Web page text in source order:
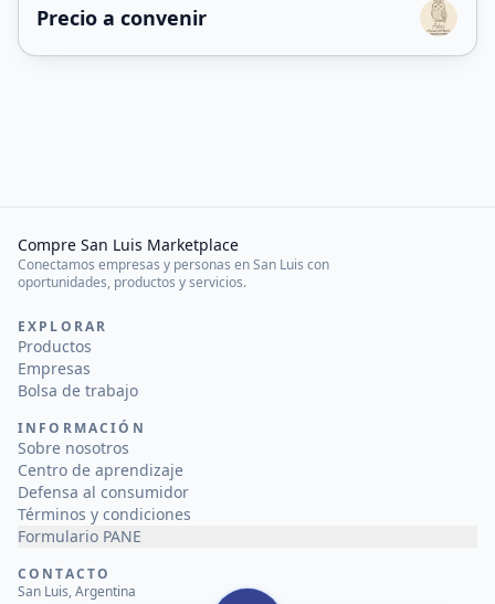
Precio a convenir
Compre San Luis Marketplace
Conectamos empresas y personas en San Luis con
oportunidades, productos y servicios.
EXPLORAR
Productos
Empresas
Bolsa de trabajo
INFORMACIÓN
Sobre nosotros
Centro de aprendizaje
Defensa al consumidor
Términos y condiciones
Formulario PANE
CONTACTO
San Luis, Argentina